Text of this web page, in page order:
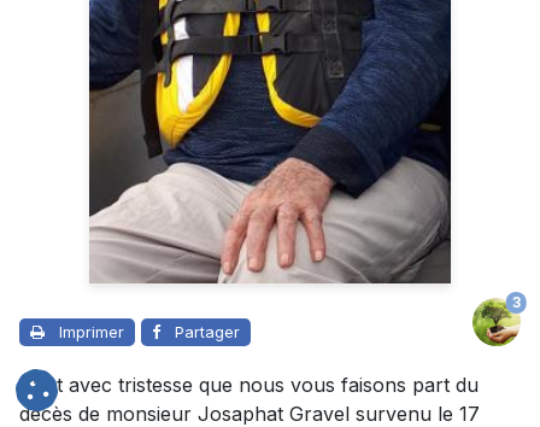
Imprimer Partager
3
C’est avec tristesse que nous vous faisons part du
décès de monsieur Josaphat Gravel survenu le 17